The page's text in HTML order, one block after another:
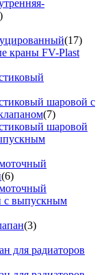
(17)
краны FV-Plast
шаровой с
(7)
шаровой
(6)
с выпускным
(3)
для радиаторов